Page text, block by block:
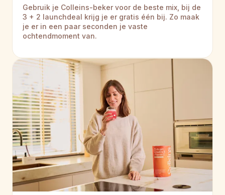
Gebruik je Colleins-beker voor de beste mix, bij de
3 + 2 launchdeal krijg je er gratis één bij. Zo maak
je er in een paar seconden je vaste
ochtendmoment van.